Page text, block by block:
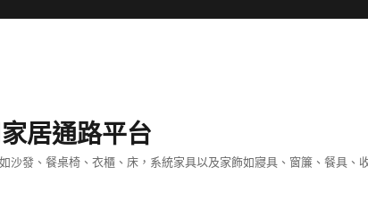
居通路平台
沙發、餐桌椅、衣櫃、床，系統家具以及家飾如寢具、窗簾、餐具、